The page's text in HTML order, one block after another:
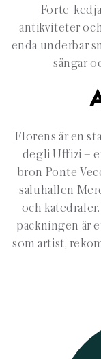
Forte-
antikviteter
enda underbar
sängar
Florens är en
degli Uffizi –
bron Ponte
saluhallen
och
packningen är
som artist,